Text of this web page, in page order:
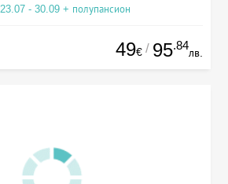
- 30.09 + полупансион
49€ / 95.84
лв.